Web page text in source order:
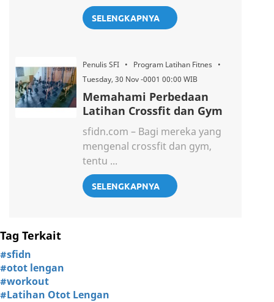
SELENGKAPNYA
Penulis SFI • Program Latihan Fitnes •
Tuesday, 30 Nov -0001 00:00 WIB
Memahami Perbedaan
Latihan Crossfit dan Gym
sfidn.com – Bagi mereka yang
mengenal crossfit dan gym,
tentu ...
SELENGKAPNYA
Tag Terkait
#sfidn
#otot lengan
#workout
#Latihan Otot Lengan